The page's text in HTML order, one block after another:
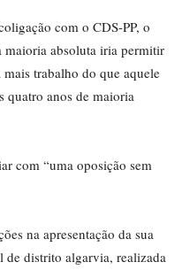
com o CDS-PP, o
maioria absoluta iria permitir
trabalho do que aquele
quatro anos de maioria
com “uma oposição sem
na apresentação da sua
de distrito algarvia, realizada